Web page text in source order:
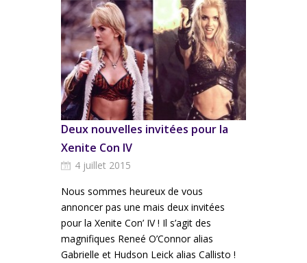
Deux nouvelles invitées pour la
Xenite Con IV
4 juillet 2015
Nous sommes heureux de vous
annoncer pas une mais deux invitées
pour la Xenite Con’ IV ! Il s’agit des
magnifiques Reneé O’Connor alias
Gabrielle et Hudson Leick alias Callisto !